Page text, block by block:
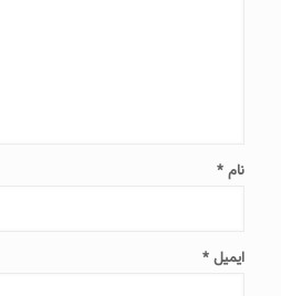
نام *
ایمیل *